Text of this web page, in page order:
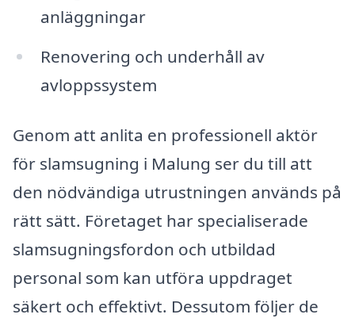
anläggningar
Renovering och underhåll av
avloppssystem
Genom att anlita en professionell aktör
för slamsugning i Malung ser du till att
den nödvändiga utrustningen används på
rätt sätt. Företaget har specialiserade
slamsugningsfordon och utbildad
personal som kan utföra uppdraget
säkert och effektivt. Dessutom följer de